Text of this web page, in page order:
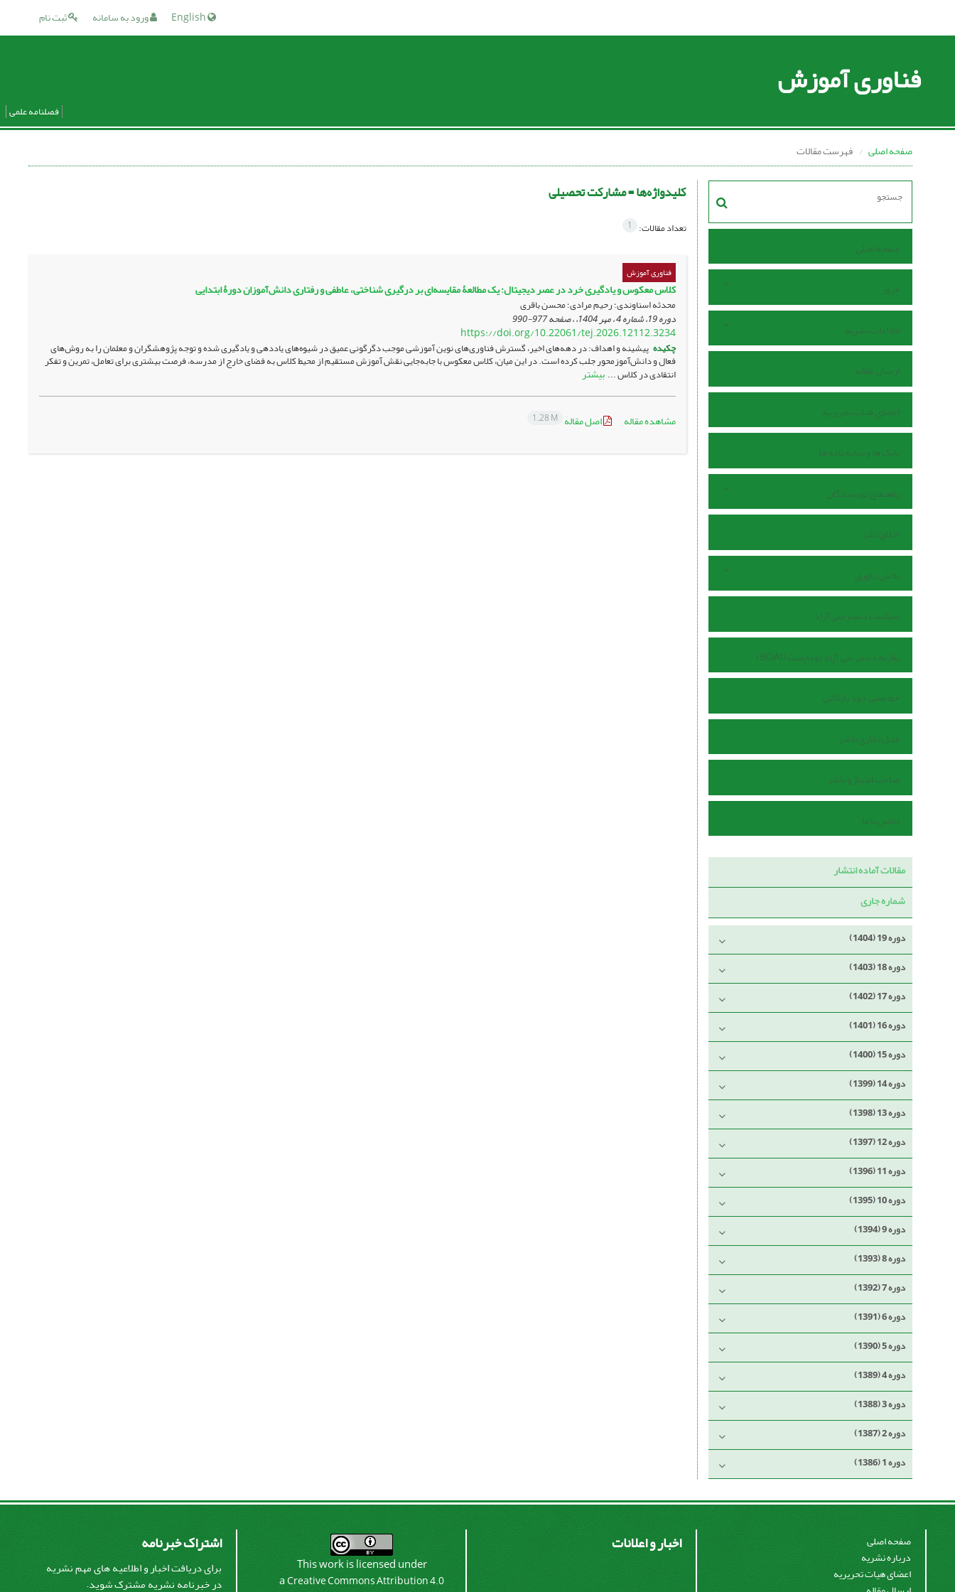
ثبت نام ورود به سامانه
فناوری آموزش
فصلنامه علمی
صفحه اصلی فهرست مقالات
صفحه اصلی
مرور
اطلاعات نشریه
ارسال مقاله
اعضای هیات تحریریه
بانک ها و نمایه نامه ها
راهنمای نویسندگان
اخلاق نشر
بخش داوری
سیاست دسترسی آزاد
نظریه دسترسی آزاد بوداپست (BOAI)
خط مشی خود بایگانی
مدل تجاری ناشر
صاحب امتیاز و ناشر
تماس با ما
مقالات آماده انتشار
شماره جاری
دوره 19 (1404)
دوره 18 (1403)
دوره 17 (1402)
دوره 16 (1401)
دوره 15 (1400)
دوره 14 (1399)
دوره 13 (1398)
دوره 12 (1397)
دوره 11 (1396)
دوره 10 (1395)
دوره 9 (1394)
دوره 8 (1393)
دوره 7 (1392)
دوره 6 (1391)
دوره 5 (1390)
دوره 4 (1389)
دوره 3 (1388)
دوره 2 (1387)
دوره 1 (1386)
کلیدواژه‌ها =مشارکت تحصیلی
تعداد مقالات: 1
فناوری آموزش
کلاس معکوس و یادگیری خرد در عصر دیجیتال: یک مطالعۀ مقایسه‌ای بر درگیری شناختی، عاطفی و رفتاری دانش‌آموزان دورۀ ابتدایی
محدثه اسناوندی؛ رحیم مرادی؛ محسن باقری
دوره 19، شماره 4 ، مهر 1404، ، صفحه 977-990
https://doi.org/10.22061/tej.2026.12112.3234
چکیده پیشینه و اهداف: در دهه‌های اخیر، گسترش فناوری‌های نوین آموزشی موجب دگرگونی عمیق در شیوه‌های یاددهی و یادگیری شده و توجه پژوهشگران و معلمان را به روش‌های
فعال و دانش‌آموزمحور جلب کرده است. در این میان، کلاس معکوس با جابه‌جایی نقش آموزش مستقیم از محیط کلاس به فضای خارج از مدرسه، فرصت بیشتری برای تعامل، تمرین و تفکر
انتقادی در کلاس ...بیشتر
مشاهده مقاله اصل مقاله 1.28 M
صفحه اصلی
درباره نشریه
اعضای هیات تحریریه
اخبار و اعلانات
This work is licensed under
aCreative Commons Attribution 4.0
اشتراک خبرنامه
برای دریافت اخبار و اطلاعیه های مهم نشریه
در خبرنامه نشریه مشترک شوید.